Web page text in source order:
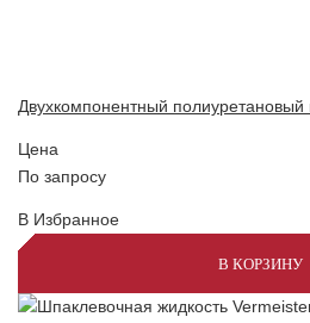
Двухкомпонентный полиуретановый
Цена
По запросу
В Избранное
В КОРЗИНУ